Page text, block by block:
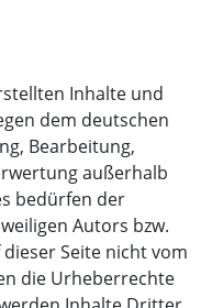
Inhalte und
dem deutschen
Bearbeitung,
außerhalb
bedürfen der
Autors bzw.
Seite nicht vom
die Urheberrechte